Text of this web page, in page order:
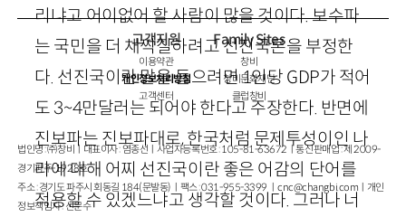
리냐고 어이없어 할 사람이 많을 것이다. 보수파
는 국민을 더 채찍질하려고 선진국론을 부정한
다. 선진국이란 말을 들으려면1인당 GDP가 적어
도 3~4만달러는 되어야 한다고 주장한다. 반면에
진보파는 진보파대로, 한국처럼 문제투성이인 나
라에 대해 어찌 선진국이란 좋은 어감의 단어를
적용할 수 있겠느냐고 생각할 것이다. 그러나 너
고객지원
이용약관
개인정보처리방침
고객센터
Family Sites
창비
창비문화재단
클럽창비
법인명 : ㈜창비ㅣ대표이사 : 염종선ㅣ사업자등록번호 : 105-81-63672ㅣ통신판매업 : 제 2009-
경기파주-1928호
주소 : 경기도 파주시 회동길 184(문발동)ㅣ팩스 : 031-955-3399 ㅣcnc@changbi.com ㅣ개인
정보책임자 : 신문수